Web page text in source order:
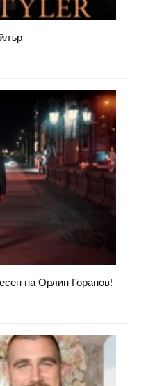
на Орлин Горанов!